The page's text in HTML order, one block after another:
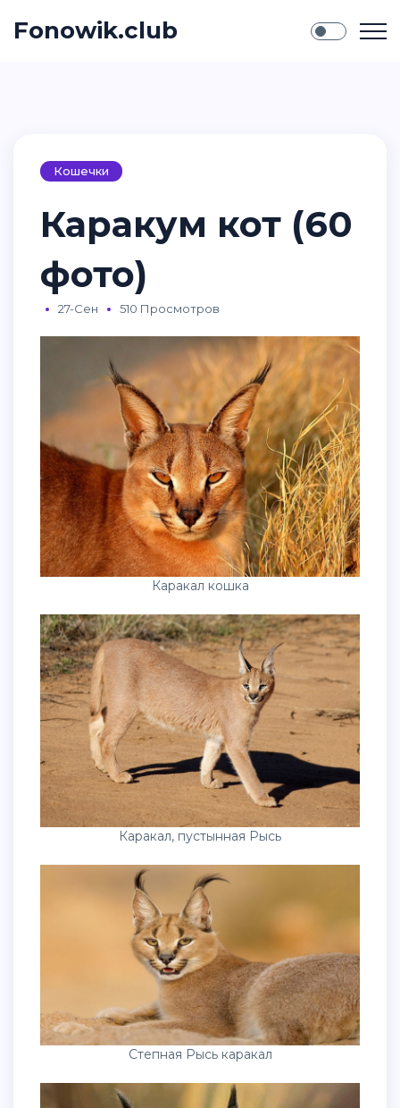
Fonowik.club
Кошечки
Каракум кот (60
фото)
27-Сен 510 Просмотров
Каракал кошка
Каракал, пустынная Рысь
Степная Рысь каракал